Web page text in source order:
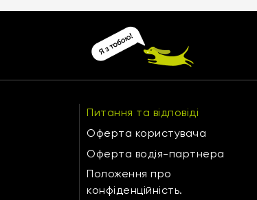
Питання та відповіді
Оферта користувача
Оферта водія-партнера
Положення про
конфіденційність.